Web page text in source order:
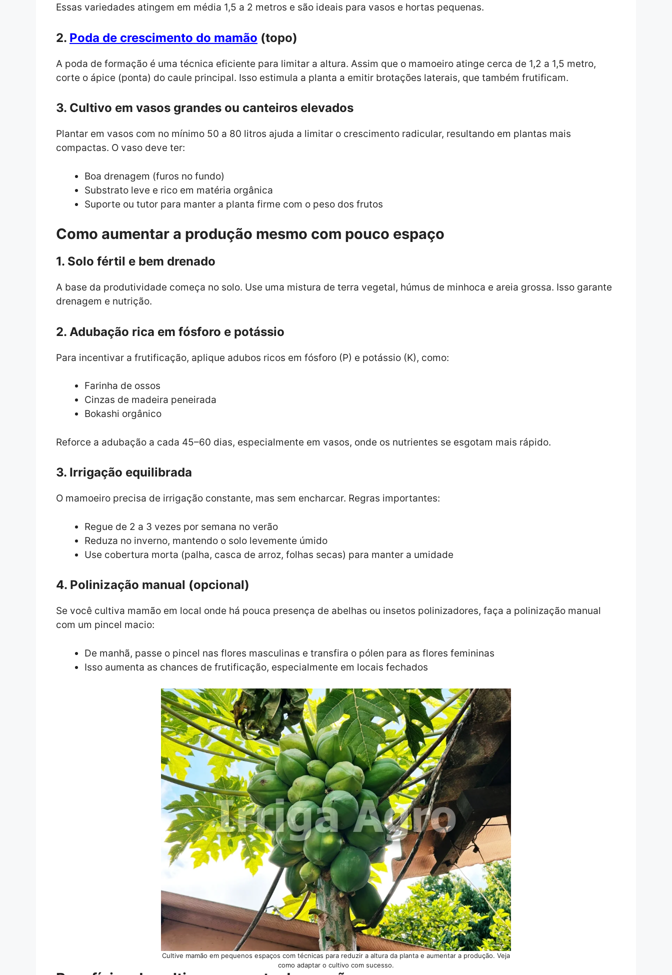
Essas variedades atingem em média 1,5 a 2 metros e são ideais para vasos e hortas pequenas.
2. Poda de crescimento do mamão (topo)
A poda de formação é uma técnica eficiente para limitar a altura. Assim que o mamoeiro atinge cerca de 1,2 a 1,5 metro,
corte o ápice (ponta) do caule principal. Isso estimula a planta a emitir brotações laterais, que também frutificam.
3. Cultivo em vasos grandes ou canteiros elevados
Plantar em vasos com no mínimo 50 a 80 litros ajuda a limitar o crescimento radicular, resultando em plantas mais
compactas. O vaso deve ter:
Boa drenagem (furos no fundo)
Substrato leve e rico em matéria orgânica
Suporte ou tutor para manter a planta firme com o peso dos frutos
Como aumentar a produção mesmo com pouco espaço
1. Solo fértil e bem drenado
A base da produtividade começa no solo. Use uma mistura de terra vegetal, húmus de minhoca e areia grossa. Isso garante
drenagem e nutrição.
2. Adubação rica em fósforo e potássio
Para incentivar a frutificação, aplique adubos ricos em fósforo (P) e potássio (K), como:
Farinha de ossos
Cinzas de madeira peneirada
Bokashi orgânico
Reforce a adubação a cada 45–60 dias, especialmente em vasos, onde os nutrientes se esgotam mais rápido.
3. Irrigação equilibrada
O mamoeiro precisa de irrigação constante, mas sem encharcar. Regras importantes:
Regue de 2 a 3 vezes por semana no verão
Reduza no inverno, mantendo o solo levemente úmido
Use cobertura morta (palha, casca de arroz, folhas secas) para manter a umidade
4. Polinização manual (opcional)
Se você cultiva mamão em local onde há pouca presença de abelhas ou insetos polinizadores, faça a polinização manual
com um pincel macio:
De manhã, passe o pincel nas flores masculinas e transfira o pólen para as flores femininas
Isso aumenta as chances de frutificação, especialmente em locais fechados
Cultive mamão em pequenos espaços com técnicas para reduzir a altura da planta e aumentar a produção. Veja
como adaptar o cultivo com sucesso.